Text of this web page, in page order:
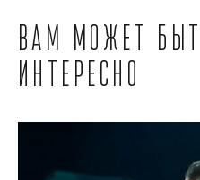
Вам может
интересно